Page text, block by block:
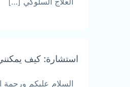
استشارة: كيف
السلام عليكم ورحمة